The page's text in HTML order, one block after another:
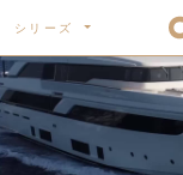
シリーズ